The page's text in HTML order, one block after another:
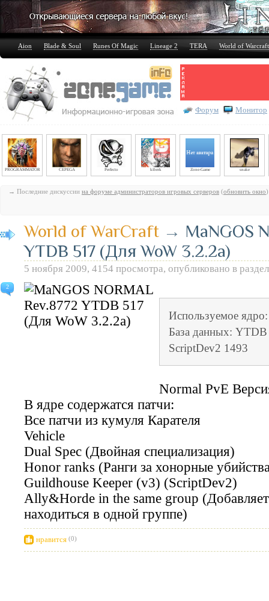
Aion Blade & Soul Runes Of Magic Lineage 2 TERA World of Warcraft
Форум Монитор
PROGRAMMATOR CEPEGA Perfecto kiberk Zone-Game snake
→ Последние дискуссии на форуме администраторов игровых серверов (обновить окно)
2
World of WarCraft → MaNGOS
YTDB 517 (Для WoW 3.2.2a)
5 ноября 2009, 4154 просмотра, опубликовано в
Используемое
База данных:
ScriptDev2 1493
Normal PvE
В ядре содержатся патчи:
Все патчи из кумуля Карателя
Vehicle
Dual Spec (Двойная специализация)
Honor ranks (Ранги за хонорные
Guildhouse Keeper (v3) (ScriptDev2)
Ally&Horde in the same group
находиться в одной группе)
нравится (0)